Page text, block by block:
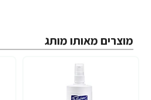
מוצרים מאותו מותג